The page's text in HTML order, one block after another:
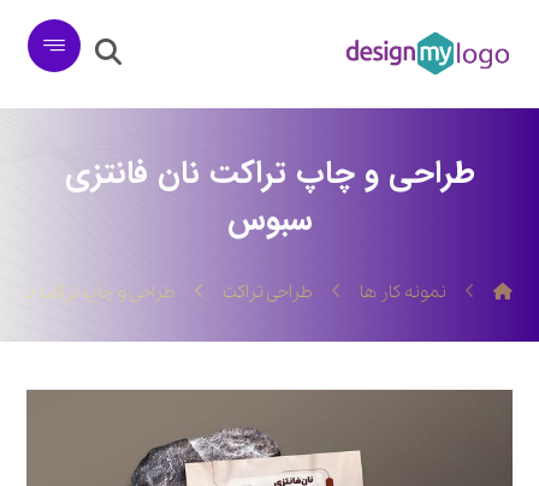
طراحی و چاپ تراکت نان فانتزی
سبوس
نمونه کار ها طراحی تراکت طراحی و چاپ تراکت